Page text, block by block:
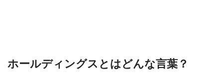
ホールディングスとはどんな言葉？